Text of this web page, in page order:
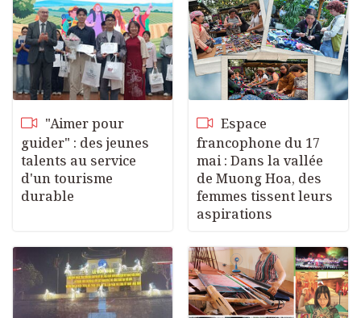
"Aimer pour
guider" : des jeunes
talents au service
d'un tourisme
durable
Espace
francophone du 17
mai : Dans la vallée
de Muong Hoa, des
femmes tissent leurs
aspirations